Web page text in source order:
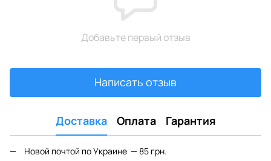
Добавьте первый отзыв
Написать отзыв
Доставка Оплата Гарантия
Новой почтой по Украине — 85 грн.